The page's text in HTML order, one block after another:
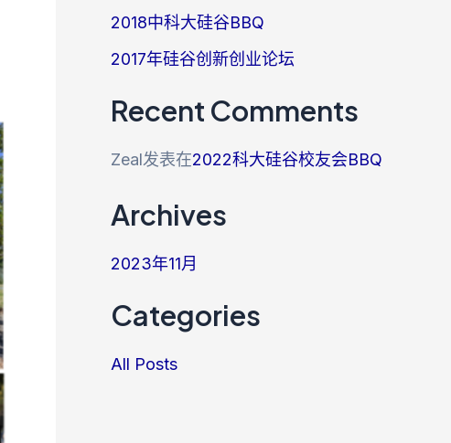
2018中科大硅谷BBQ
2017年硅谷创新创业论坛
Recent Comments
Zeal发表在2022科大硅谷校友会BBQ
Archives
2023年11月
Categories
All Posts